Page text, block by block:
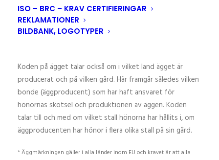
ISO – BRC – KRAV CERTIFIERINGAR
REKLAMATIONER
BILDBANK, LOGOTYPER
Siffer- och bokstavsraden (koden) på ägget berättar
alltså om hönorna får gå ute och vilken typ av inredning
Koden på ägget talar också om i vilket land ägget är
producerat och på vilken gård. Här framgår således vilken
bonde (äggproducent) som har haft ansvaret för
hönornas skötsel och produktionen av äggen. Koden
talar till och med om vilket stall hönorna har hållits i, om
äggproducenten har hönor i flera olika stall på sin gård.
* Äggmärkningen gäller i alla länder inom EU och kravet är att alla